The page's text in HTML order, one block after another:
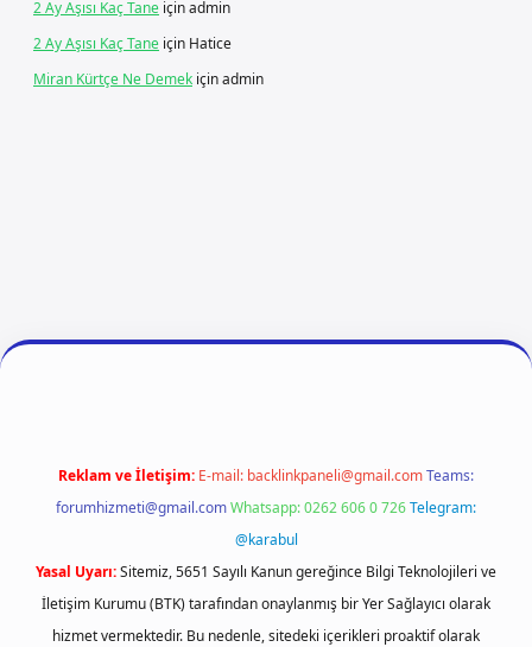
2 Ay Aşısı Kaç Tane içinadmin
2 Ay Aşısı Kaç Tane için Hatice
Miran Kürtçe Ne Demek içinadmin
ilbet girişvdcasino girişbetexper
Reklam ve İletişim: E-mail: backlinkpaneli@gmail.comTeams:
forumhizmeti@gmail.comWhatsapp: 0262 606 0 726Telegram:
@karabul
Yasal Uyarı:Sitemiz, 5651 Sayılı Kanun gereğince Bilgi Teknolojileri ve
İletişim Kurumu (BTK) tarafından onaylanmış bir Yer Sağlayıcı olarak
hizmet vermektedir. Bu nedenle, sitedeki içerikleri proaktif olarak